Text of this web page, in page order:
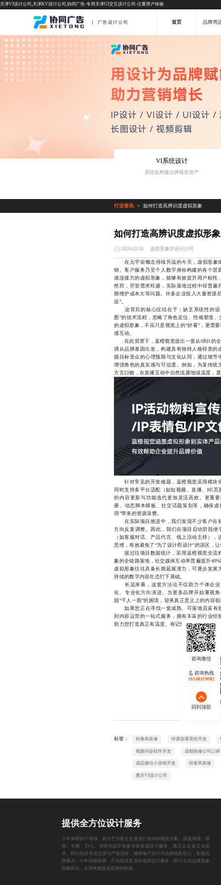
天津VI设计公司,天津KV设计公司,协同广告-专用天津UI交互设计公司-注重用户体验
广告设计公司 首页 品牌周
VI系统设计
系统化构建品牌视觉资产
行业资讯 > 如何打造高辨识度虚拟形象
如何打造高辨识度虚拟形象
2026-02-20 虚拟形象IP设计公司
在元宇宙概念持续升温的今天，虚拟形象
销、客户服务乃至个人数字身份构建的各个
感连接力的虚拟形象，能够有效提升用户粘
然而，尽管需求旺盛，实际落地过程中却普
期维护成本大等问题。许多企业投入大量资源
设”。
这背后的核心症结在于：缺乏系统性的设
图”的技术流程，忽略了角色定位、性格塑造
的虚拟形象，不应只是视觉上的“好看”，更需
感互动。
在此背景下，蓝橙视觉提出一套从0到1的全
调从品牌基因出发，构建具有独特人格特质
掘目标受众的心理预期与文化认同，通过细
增强角色的真实感与可信度。例如，为某传
方言口吻，在直播互动中自然流露地域温度，
针对常见的开发难题，蓝橙视觉采用模块
同时支持多平台适配（如短视频、直播、H5
的内容更新与功能迭代更加灵活高效。更重
册、动态脚本模板、社交话题策划等，确保
用”带来的资源浪费。
在实际项目推进中，我们发现不少客户在
方向反复调整。因此，我们在项目启动阶段
（如客服对话、产品代言、线上活动主持）
思维，有效避免了“为了设计而设计”的误区，
据过往项目数据统计，采用蓝橙视觉全流
象的全链路落地，社交媒体互动率普遍提升
虚拟形象往往具备长期延展潜力，可逐步发
持续的数字内容生态打下基础。
长远来看，这套方法论不仅助力个体企业
化、专业化方向演进。当更多品牌开始重视
脱“千人一面”的困境，迎来真正意义上的内容
如果您正在寻找一套成熟、可落地且富有
到内容运营的一站式服务，拥有丰富的行业
助力您打造真正有温度、有记忆点的数字代言
欢
标签： 轻奢风装修 排课选课系统开发
视频问诊软件开发 成都装修公司口碑
成品微信小游戏开发 轻奢风装修
重庆VI设计公司
咨询热线
18140119082
回到顶部
提供全方位设计服务
十年深耕设计领域，致力于为各企业量身打造独特视觉方案。涵盖海报、插
画、长图、SVG、表情包及IP形象等多维度设计服务，满足企业多元化需
求。我们凭借专业态度与严谨流程，确保每个设计作品都独具匠心，彰显品
牌魅力。十年经验积累，只为提供更具价值的设计服务，助力企业品牌形象
脱颖而出，从而有效提高品牌的价值。